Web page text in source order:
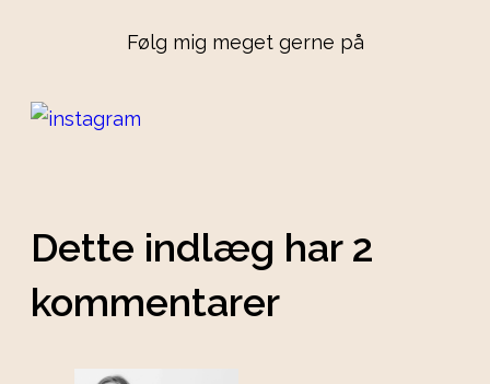
Følg mig meget gerne på
Dette indlæg har 2
kommentarer